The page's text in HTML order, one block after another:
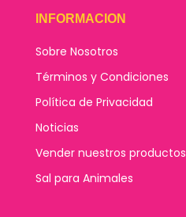
INFORMACION
Sobre Nosotros
Términos y Condiciones
Política de Privacidad
Noticias
Vender nuestros productos
Sal para Animales